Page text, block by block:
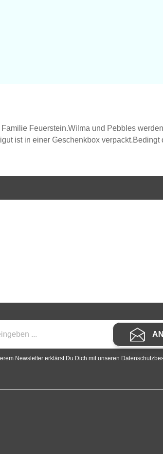
Feuerstein.Wilma und Pebbles
ist in einer Geschenkbox verpackt.Bedingt
Newsletter erklärst Du Dich mit unseren